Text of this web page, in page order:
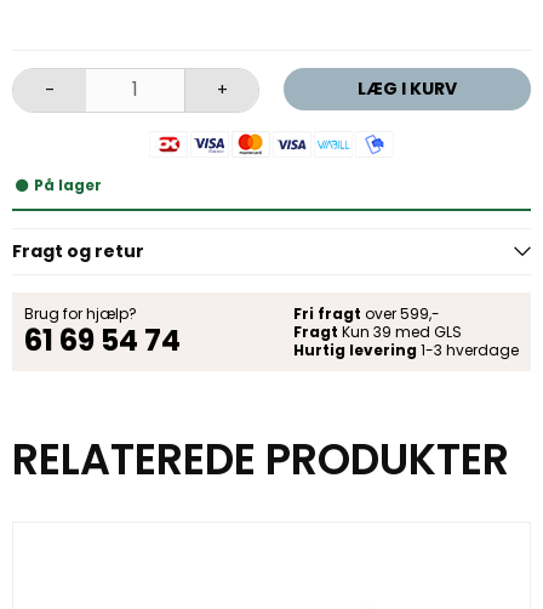
- + LÆG I KURV
På lager
Fragt og retur
Brug for hjælp?
61 69 54 74
Fri fragt over 599,-
Fragt Kun 39 med GLS
Hurtig levering 1-3 hverdage
RELATEREDE PRODUKTER